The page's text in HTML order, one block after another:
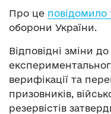
Про це повідомило
оборони України.
Відповідні зміни
верифікації та
призовників,
резервістів